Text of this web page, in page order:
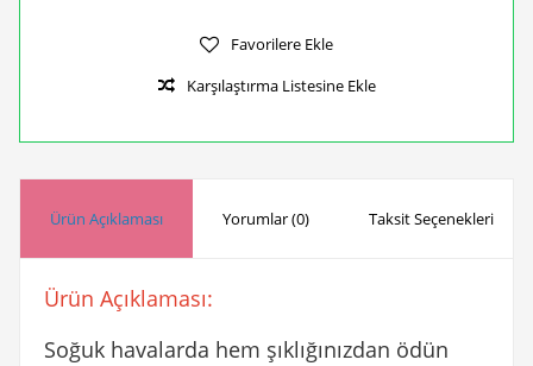
Favorilere Ekle
Karşılaştırma Listesine Ekle
Ürün Açıklaması Yorumlar (0) Taksit Seçenekleri
Ürün Açıklaması:
Soğuk havalarda hem şıklığınızdan ödün